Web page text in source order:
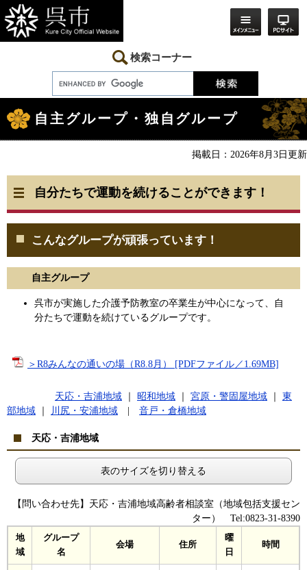
ー
ジ
の
ニ
ュ
ー
本
へ
検索コーナー
文
自主グループ・独自グループ
掲載日：2026年8月3日更新
自分たちで運動を続けることができます！
こんなグループが頑張っています！
自主グループ
呉市が実施した介護予防教室の卒業生が中心になって、自
分たちで運動を続けているグループです。
＞R8みんなの通いの場（R8.8月） [PDFファイル／1.69MB]
天応・吉浦地域 昭和地域 宮原・警固屋地域
東
部地域
川尻・安浦地域 音戸・倉橋地域
天応・吉浦地域
表のサイズを切り替える
【問い合わせ先】天応・吉浦地域高齢者相談室（地域包括支援セン
ター） Tel:0823-31-8390
地
域
グループ
名
会場 住所
曜
日
時間